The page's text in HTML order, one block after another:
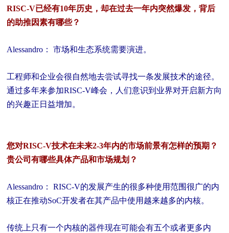
RISC-V已经有10年历史，却在过去一年内突然爆发，背后
的助推因素有哪些？
Alessandro： 市场和生态系统需要演进。
工程师和企业会很自然地去尝试寻找一条发展技术的途径。
通过多年来参加RISC-V峰会，人们意识到业界对开启新方向
的兴趣正日益增加。
您对RISC-V技术在未来2-3年内的市场前景有怎样的预期？
贵公司有哪些具体产品和市场规划？
Alessandro： RISC-V的发展产生的很多种使用范围很广的内
核正在推动SoC开发者在其产品中使用越来越多的内核。
传统上只有一个内核的器件现在可能会有五个或者更多内